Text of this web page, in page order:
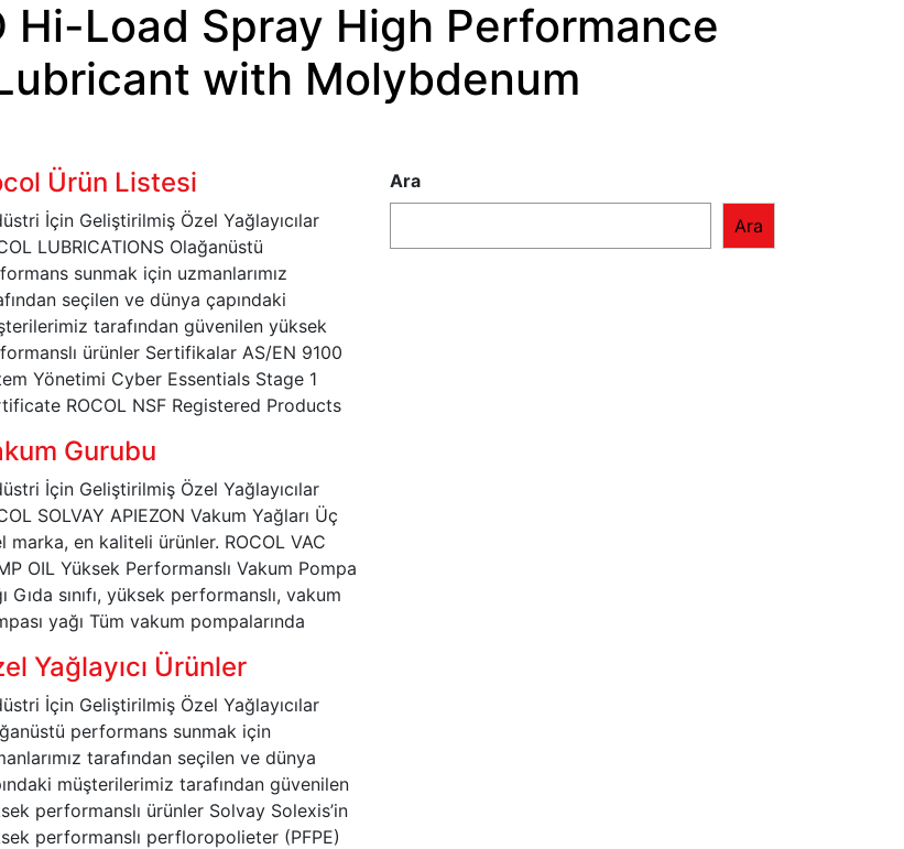
Hi-Load Spray High Performance
with Molybdenum
Ürün Listesi
İçin Geliştirilmiş Özel Yağlayıcılar
LUBRICATIONS Olağanüstü
sunmak için uzmanlarımız
seçilen ve dünya çapındaki
tarafından güvenilen yüksek
ürünler Sertifikalar AS/EN 9100
Yönetimi Cyber Essentials Stage 1
ROCOL NSF Registered Products
Gurubu
İçin Geliştirilmiş Özel Yağlayıcılar
SOLVAY APIEZON Vakum Yağları Üç
marka, en kaliteli ürünler. ROCOL VAC
OIL Yüksek Performanslı Vakum Pompa
Gıda sınıfı, yüksek performanslı, vakum
yağı Tüm vakum pompalarında
Yağlayıcı Ürünler
İçin Geliştirilmiş Özel Yağlayıcılar
performans sunmak için
tarafından seçilen ve dünya
müşterilerimiz tarafından güvenilen
performanslı ürünler Solvay Solexis’in
performanslı perfloropolieter (PFPE)
Ara
Ara